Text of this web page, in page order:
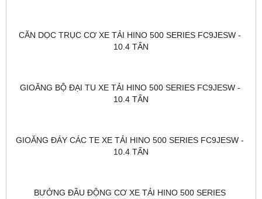
CĂN DỌC TRỤC CƠ XE TẢI HINO 500 SERIES FC9JESW -
10.4 TẤN
GIOĂNG BỘ ĐẠI TU XE TẢI HINO 500 SERIES FC9JESW -
10.4 TẤN
GIOĂNG ĐÁY CÁC TE XE TẢI HINO 500 SERIES FC9JESW -
10.4 TẤN
BƯỞNG ĐẦU ĐỘNG CƠ XE TẢI HINO 500 SERIES